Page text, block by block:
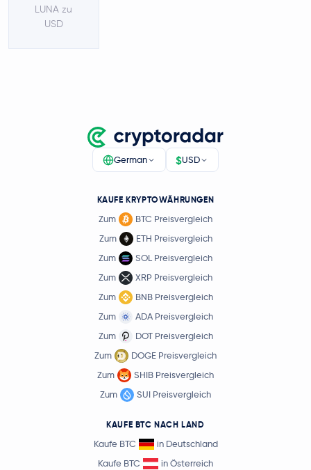
LUNA zu
USD
German $USD
KAUFE KRYPTOWÄHRUNGEN
Zum
BTC Preisvergleich
Zum
ETH Preisvergleich
Zum
SOL Preisvergleich
Zum
XRP Preisvergleich
Zum
BNB Preisvergleich
Zum
ADA Preisvergleich
Zum
DOT Preisvergleich
Zum
DOGE Preisvergleich
Zum
SHIB Preisvergleich
Zum
SUI Preisvergleich
KAUFE BTC NACH LAND
Kaufe BTC
in Deutschland
Kaufe BTC
in Österreich